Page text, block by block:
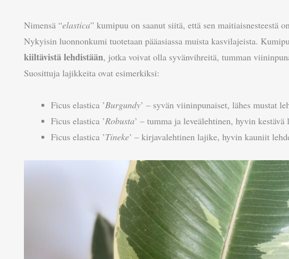
Nimensä “elastica” kumipuu on saanut siitä, että sen maitiaisnesteestä
Nykyisin luonnonkumi tuotetaan pääasiassa muista kasvilajeista.
kiiltävistä lehdistään, jotka voivat olla syvänvihreitä, tumman
Suosittuja lajikkeita ovat esimerkiksi:
Ficus elastica ’Burgundy’ – syvän viininpunaiset, lähes mustat
Ficus elastica ’Robusta’ – tumma ja leveälehtinen, hyvin kestävä
Ficus elastica ’Tineke’ – kirjavalehtinen lajike, hyvin kauniit